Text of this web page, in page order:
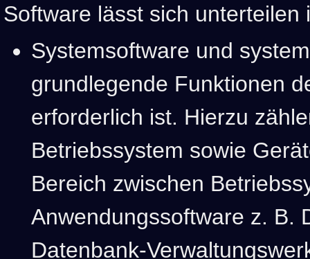
Software lässt sich unterteilen
Systemsoftware und
grundlegende Funktionen
erforderlich ist. Hierzu
Betriebssystem sowie
Bereich zwischen
Anwendungssoftware z. B.
Datenbank-